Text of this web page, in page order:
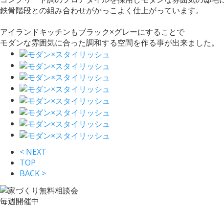
鉄骨階段との組み合わせがかっこよく仕上がっています。
アイランドキッチンもブラック×グレーにすることで
モダンな雰囲気に合った調和する空間を作る事が出来ました。
< NEXT
TOP
BACK >
毎週開催中